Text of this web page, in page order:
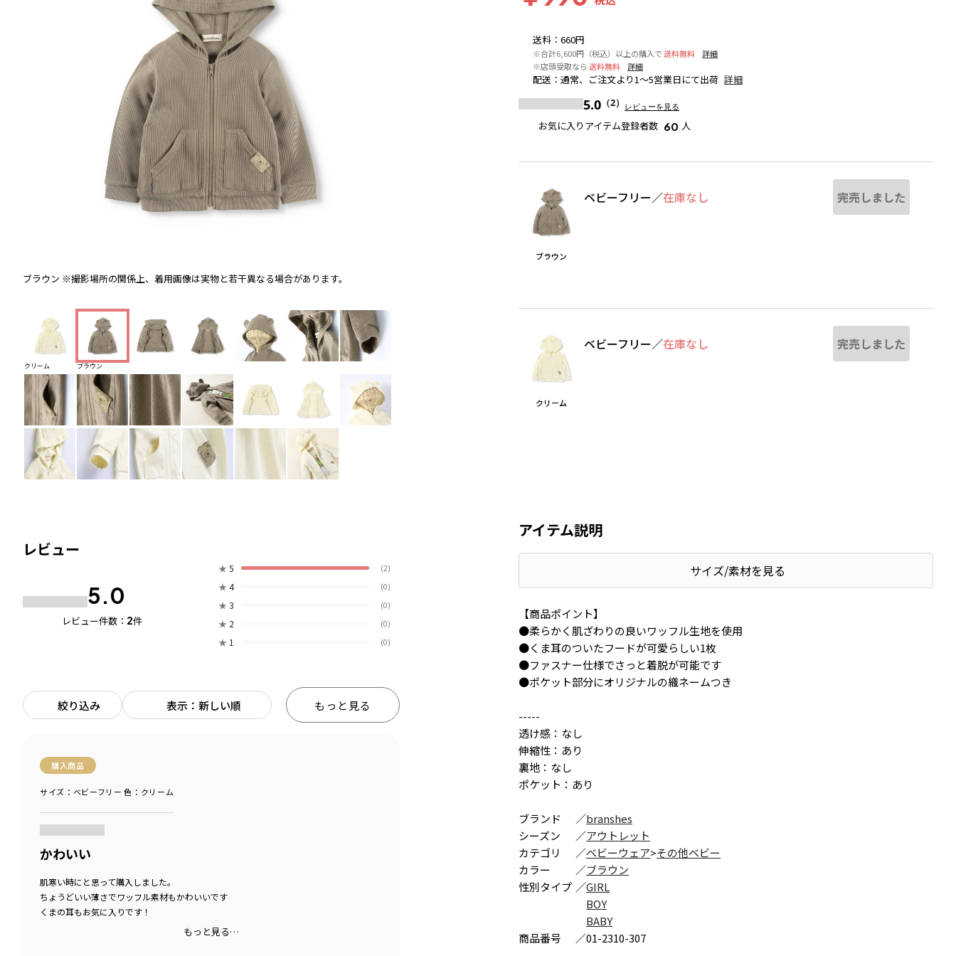
ブラウン ※撮影場所の関係上、着用画像は実物と若干異なる場合があります。
クリーム ブラウン
レビュー
5.0
レビュー件数： 2件
★ 5 (2)
★ 4 (0)
★ 3 (0)
★ 2 (0)
★ 1 (0)
絞り込み 表示：新しい順 もっと見る
購入商品
サイズ：ベビーフリー 色：クリーム
かわいい
肌寒い時にと思って購入しました。
ちょうどいい薄さでワッフル素材もかわいいです
くまの耳もお気に入りです！
もっと見る…
送料 ：660円
※合計6,600円（税込）以上の購入で送料無料
詳細
※店頭受取なら 送料無料 詳細
配送 ：通常、ご注文より1～5営業日にて出荷 詳細
5.0 （2） レビューを見る
お気に入りアイテム登録者数 60 人
ブラウン
ベビーフリー／在庫なし 完売しました
クリーム
ベビーフリー／在庫なし 完売しました
アイテム説明
サイズ/素材を見る
【商品ポイント】
●柔らかく肌ざわりの良いワッフル生地を使用
●くま耳のついたフードが可愛らしい1枚
●ファスナー仕様でさっと着脱が可能です
●ポケット部分にオリジナルの織ネームつき
-----
透け感：なし
伸縮性：あり
裏地：なし
ポケット：あり
ブランド ／branshes
シーズン
／アウトレット
カテゴリ
／ベビーウェア>その他ベビー
カラー
／ブラウン
性別タイプ ／GIRL
BOY
BABY
商品番号
／01-2310-307